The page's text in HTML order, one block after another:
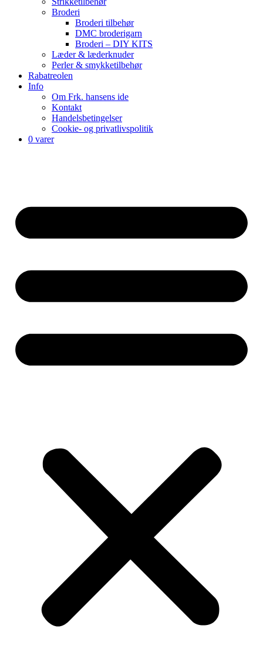
Broderi
Broderi tilbehør
DMC broderigarn
Broderi – DIY KITS
Læder & læderknuder
Perler & smykketilbehør
Rabatreolen
Info
Om Frk. hansens ide
Kontakt
Handelsbetingelser
Cookie- og privatlivspolitik
0 varer